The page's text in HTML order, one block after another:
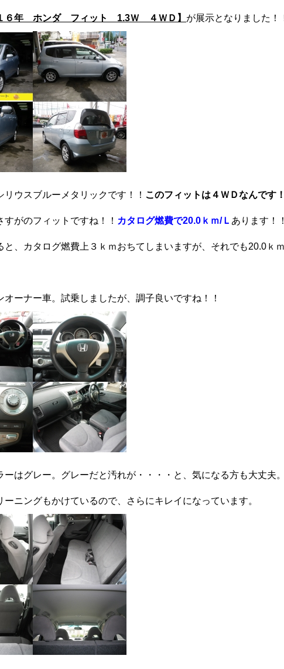
ーティング・艶出し・磨き
１６年 ホンダ フィット 1.3Ｗ ４ＷＤ】 が展示となりました！
リウスブルーメタリックです！！ このフィットは４ＷＤなんです
すがのフィットですね！！ カタログ燃費で20.0ｋｍ/Ｌ あります！！
と、カタログ燃費上３ｋｍおちてしまいますが、それでも20.0ｋ
オーナー車。試乗しましたが、調子良いですね！！
ーはグレー。グレーだと汚れが・・・・と、気になる方も大丈夫
ーニングもかけているので、さらにキレイになっています。